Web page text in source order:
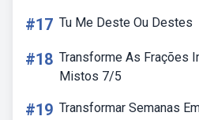
#17 Tu Me Deste Ou Destes
#18 Transforme As Frações
Mistos 7/5
#19 Transformar Semanas